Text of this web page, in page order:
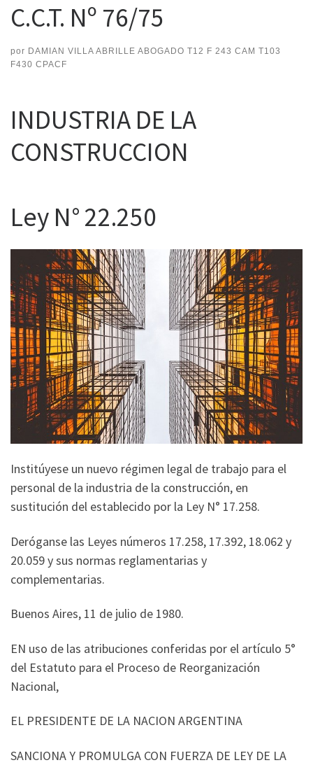
C.C.T. Nº 76/75
por DAMIAN VILLA ABRILLE ABOGADO T12 F 243 CAM T103
F430 CPACF
INDUSTRIA DE LA
CONSTRUCCION
Ley N° 22.250
Institúyese un nuevo régimen legal de trabajo para el
personal de la industria de la construcción, en
sustitución del establecido por la Ley N° 17.258.
Deróganse las Leyes números 17.258, 17.392, 18.062 y
20.059 y sus normas reglamentarias y
complementarias.
Buenos Aires, 11 de julio de 1980.
EN uso de las atribuciones conferidas por el artículo 5°
del Estatuto para el Proceso de Reorganización
Nacional,
EL PRESIDENTE DE LA NACION ARGENTINA
SANCIONA Y PROMULGA CON FUERZA DE LEY DE LA